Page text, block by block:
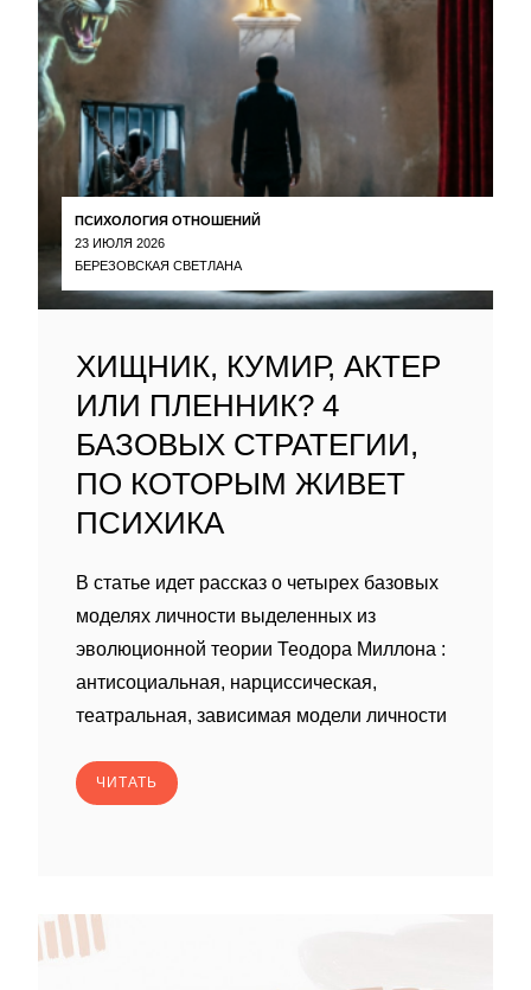
ПСИХОЛОГИЯ ОТНОШЕНИЙ
23 ИЮЛЯ 2026
БЕРЕЗОВСКАЯ СВЕТЛАНА
ХИЩНИК, КУМИР, АКТЕР
ИЛИ ПЛЕННИК? 4
БАЗОВЫХ СТРАТЕГИИ,
ПО КОТОРЫМ ЖИВЕТ
ПСИХИКА
В статье идет рассказ о четырех базовых
моделях личности выделенных из
эволюционной теории Теодора Миллона :
антисоциальная, нарциссическая,
театральная, зависимая модели личности
ЧИТАТЬ